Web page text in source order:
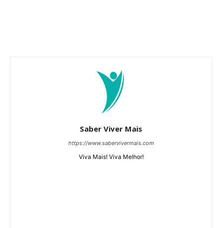
Saber Viver Mais
https://www.sabervivermais.com
Viva Mais! Viva Melhor!